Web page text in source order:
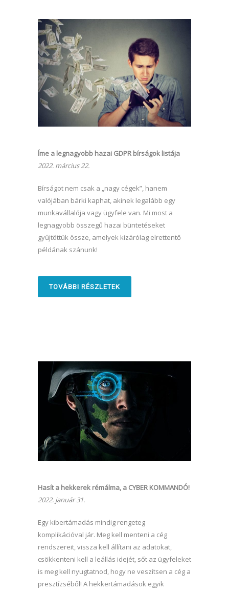
Íme a legnagyobb hazai GDPR bírságok listája
2022. március 22.
Bírságot nem csak a „nagy cégek”, hanem
valójában bárki kaphat, akinek legalább egy
munkavállalója vagy ügyfele van. Mi most a
legnagyobb összegű hazai büntetéseket
gyűjtöttük össze, amelyek kizárólag elrettentő
példának szánunk!
TOVÁBBI RÉSZLETEK
Hasít a hekkerek rémálma, a CYBER KOMMANDÓ!
2022. január 31.
Egy kibertámadás mindig rengeteg
komplikációval jár. Meg kell menteni a cég
rendszereit, vissza kell állítani az adatokat,
csökkenteni kell a leállás idejét, sőt az ügyfeleket
is meg kell nyugtatnod, hogy ne veszítsen a cég a
presztízséből! A hekkertámadások egyik